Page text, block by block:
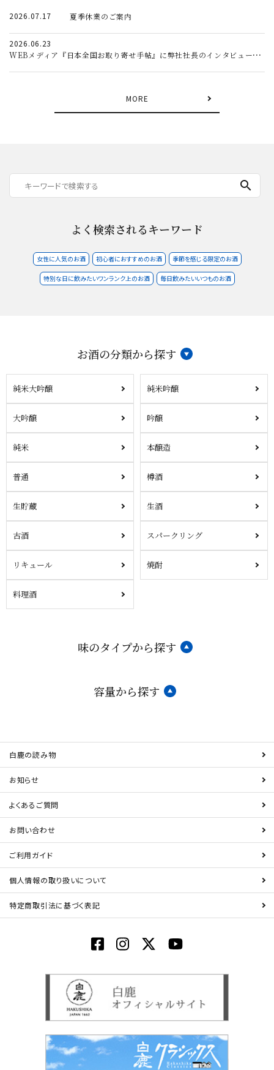
2026.07.17 夏季休業のご案内
2026.06.23
WEBメディア『日本全国お取り寄せ手帖』に弊社社長のインタビュー記事が掲載されました。
MORE
search
よく検索されるキーワード
女性に人気のお酒 初心者におすすめのお酒 季節を感じる限定のお酒
特別な日に飲みたいワンランク上のお酒 毎日飲みたいいつものお酒
お酒の分類から探す
純米大吟醸 純米吟醸
大吟醸 吟醸
純米 本醸造
普通 樽酒
生貯蔵 生酒
古酒 スパークリング
リキュール 焼酎
料理酒
味のタイプから探す
容量から探す
白鹿の読み物
お知らせ
よくあるご質問
お問い合わせ
ご利用ガイド
個人情報の取り扱いについて
特定商取引法に基づく表記